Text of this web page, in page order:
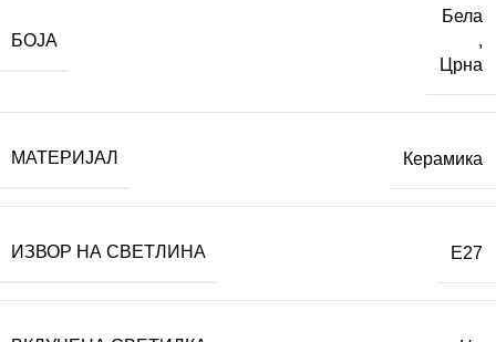
БОЈА
Бела
,
Црна
МАТЕРИЈАЛ Керамика
ИЗВОР НА СВЕТЛИНА E27